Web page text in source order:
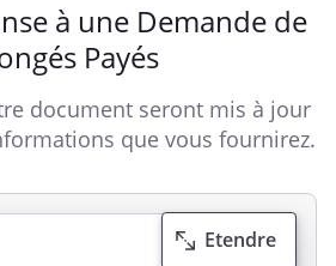
à une Demande de
Payés
document seront mis à jour
que vous fournirez.
Etendre